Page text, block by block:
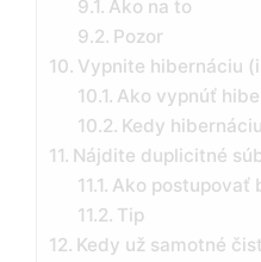
Ako na to
Pozor
Vypnite hibernáciu
Ako vypnúť
Kedy
Nájdite duplicitné
Ako postupovať
Tip
Kedy už samotné